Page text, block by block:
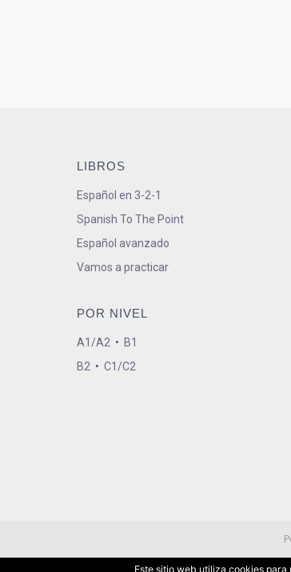
LIBROS
Español en 3-2-1
Spanish To The Point
Español avanzado
Vamos a practicar
POR NIVEL
A1/A2 • B1
B2 • C1/C2
Este sitio web utiliza cookies